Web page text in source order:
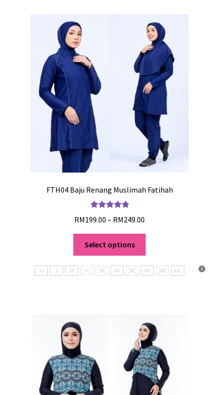
FTH04 Baju Renang Muslimah Fatihah
RM199.00 – RM249.00
Select options
XS S M L XL XXL 3XL 4XL 5XL 6XL